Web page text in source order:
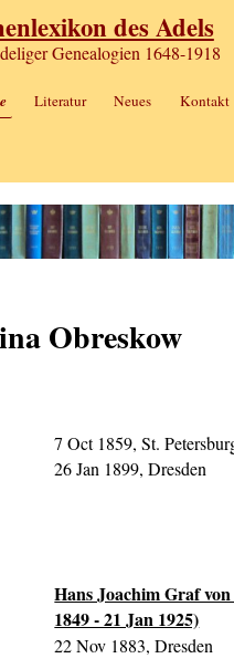
des Adels
Genealogien 1648-1918
Literatur Neues Kontakt
Obreskow
7 Oct 1859, St.
26 Jan 1899, Dresden
Hans Joachim Graf
1849 - 21 Jan 1925)
22 Nov 1883, Dresden